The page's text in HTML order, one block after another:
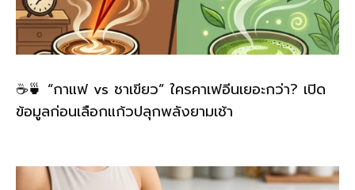
☕🍵 “กาแฟ vs ชาเขียว” ใครคาเฟอีนเยอะกว่า? เปิด
ข้อมูลก่อนเลือกแก้วปลุกพลังยามเช้า